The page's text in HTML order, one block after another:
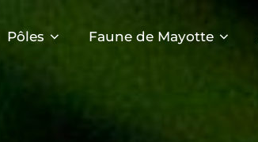
Pôles Faune de Mayotte